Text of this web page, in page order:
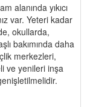
alanında yıkıcı
var. Yeteri kadar
okullarda,
bakımında daha
merkezleri,
ve yenileri inşa